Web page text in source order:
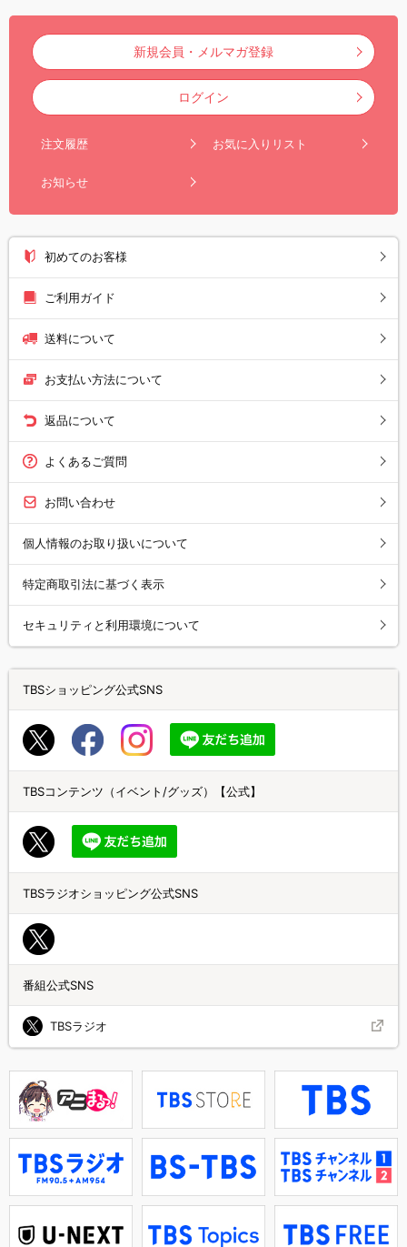
新規会員・メルマガ登録
ログイン
注文履歴 お気に入りリスト
お知らせ
初めてのお客様
ご利用ガイド
送料について
お支払い方法について
返品について
よくあるご質問
お問い合わせ
個人情報のお取り扱いについて
特定商取引法に基づく表示
セキュリティと利用環境について
TBSショッピング公式SNS
TBSコンテンツ（イベント/グッズ）【公式】
TBSラジオショッピング公式SNS
番組公式SNS
TBSラジオ